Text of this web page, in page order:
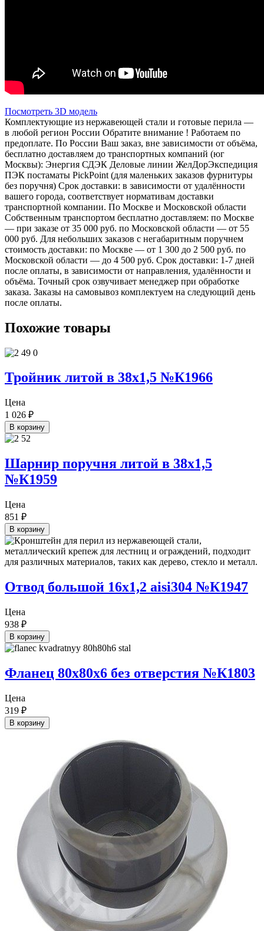
Посмотреть 3D модель
Комплектующие из нержавеющей стали и готовые перила —
в любой регион России Обратите внимание ! Работаем по
предоплате. По России Ваш заказ, вне зависимости от объёма,
бесплатно доставляем до транспортных компаний (юг
Москвы): Энергия СДЭК Деловые линии ЖелДорЭкспедиция
ПЭК постаматы PickPoint (для маленьких заказов фурнитуры
без поручня) Срок доставки: в зависимости от удалённости
вашего города, соответствует нормативам доставки
транспортной компании. По Москве и Московской области
Собственным транспортом бесплатно доставляем: по Москве
— при заказе от 35 000 руб. по Московской области — от 55
000 руб. Для небольших заказов с негабаритным поручнем
стоимость доставки: по Москве — от 1 300 до 2 500 руб. по
Московской области — до 4 500 руб. Срок доставки: 1-7 дней
после оплаты, в зависимости от направления, удалённости и
объёма. Точный срок озвучивает менеджер при обработке
заказа. Заказы на самовывоз комплектуем на следующий день
после оплаты.
Похожие товары
Тройник литой в 38х1,5 №К1966
Цена
1 026 ₽
В корзину
Шарнир поручня литой в 38х1,5
№К1959
Цена
851 ₽
В корзину
Отвод большой 16х1,2 aisi304 №К1947
Цена
938 ₽
В корзину
Фланец 80х80х6 без отверстия №К1803
Цена
319 ₽
В корзину